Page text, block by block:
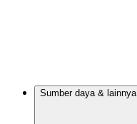
Sumber daya & lainnya